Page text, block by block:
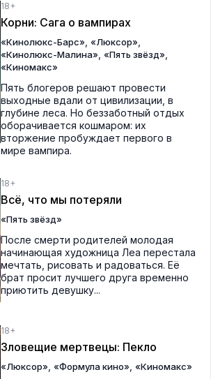
18+
Корни: Сага о вампирах
«Кинолюкс-Барс» «Люксор»
«Кинолюкс-Малина» «Пять звёзд»
«Киномакс»
Пять блогеров решают провести
выходные вдали от цивилизации, в
глубине леса. Но беззаботный отдых
оборачивается кошмаром: их
вторжение пробуждает первого в
мире вампира.
18+
Всё, что мы потеряли
«Пять звёзд»
После смерти родителей молодая
начинающая художница Леа перестала
мечтать, рисовать и радоваться. Её
брат просит лучшего друга временно
приютить девушку...
18+
Зловещие мертвецы: Пекло
«Люксор» «Формула кино» «Киномакс»